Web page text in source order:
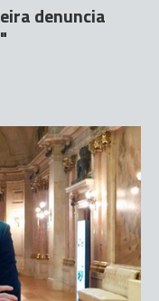
denuncia